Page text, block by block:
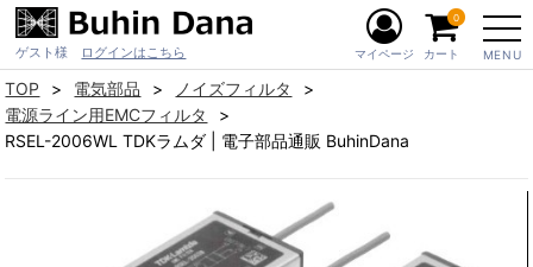
ゲスト様 ログインはこちら MENU
マイページ カート
0
TOP 電気部品
ノイズフィルタ
電源ライン用EMCフィルタ
RSEL-2006WL TDKラムダ | 電子部品通販 BuhinDana